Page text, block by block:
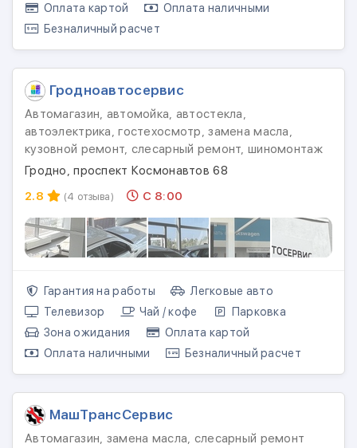
Оплата картой
Оплата наличными
Безналичный расчет
Гродноавтосервис
Автомагазин, автомойка, автостекла,
автоэлектрика, гостехосмотр, замена масла,
кузовной ремонт, слесарный ремонт, шиномонтаж
Гродно, проспект Космонавтов 68
2.8
(4 отзыва) С 8:00
Гарантия на работы
Легковые авто
Телевизор
Чай / кофе
Парковка
Зона ожидания
Оплата картой
Оплата наличными
Безналичный расчет
МашТрансСервис
Автомагазин, замена масла, слесарный ремонт